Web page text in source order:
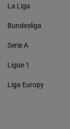
La Liga
Bundesliga
Serie A
Ligue 1
Liga Europy